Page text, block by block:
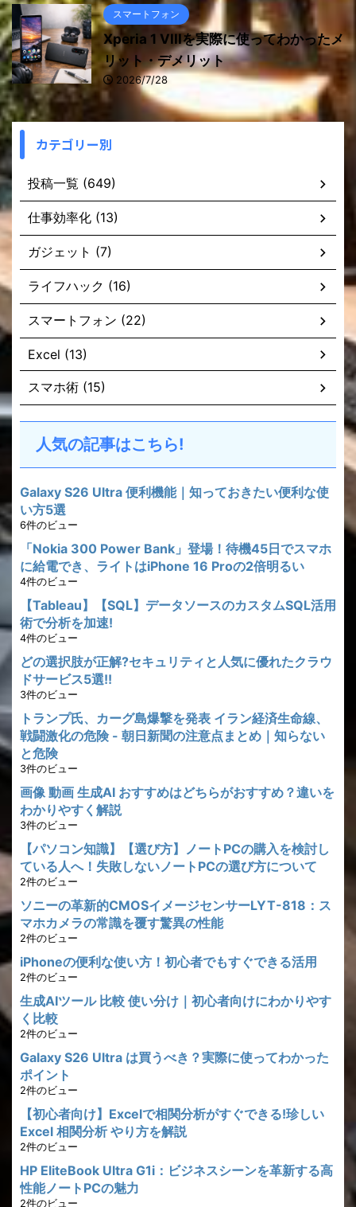
スマートフォン
Xperia 1 VIIIを実際に使ってわかったメ
リット・デメリット
2026/7/28
カテゴリー別
投稿一覧 (649)
仕事効率化 (13)
ガジェット (7)
ライフハック (16)
スマートフォン (22)
Excel (13)
スマホ術 (15)
人気の記事はこちら!
Galaxy S26 Ultra 便利機能｜知っておきたい便利な使
い方5選
6件のビュー
「Nokia 300 Power Bank」登場！待機45日でスマホ
に給電でき、ライトはiPhone 16 Proの2倍明るい
4件のビュー
【Tableau】【SQL】データソースのカスタムSQL活用
術で分析を加速!
4件のビュー
どの選択肢が正解?セキュリティと人気に優れたクラウ
ドサービス5選!!
3件のビュー
トランプ氏、カーグ島爆撃を発表 イラン経済生命線、
戦闘激化の危険 - 朝日新聞の注意点まとめ｜知らない
と危険
3件のビュー
画像 動画 生成AI おすすめはどちらがおすすめ？違いを
わかりやすく解説
3件のビュー
【パソコン知識】【選び方】ノートPCの購入を検討し
ている人へ！失敗しないノートPCの選び方について
2件のビュー
ソニーの革新的CMOSイメージセンサーLYT-818：ス
マホカメラの常識を覆す驚異の性能
2件のビュー
iPhoneの便利な使い方！初心者でもすぐできる活用
2件のビュー
生成AIツール 比較 使い分け｜初心者向けにわかりやす
く比較
2件のビュー
Galaxy S26 Ultra は買うべき？実際に使ってわかった
ポイント
2件のビュー
【初心者向け】Excelで相関分析がすぐできる!珍しい
Excel 相関分析 やり方を解説
2件のビュー
HP EliteBook Ultra G1i：ビジネスシーンを革新する高
性能ノートPCの魅力
2件のビュー